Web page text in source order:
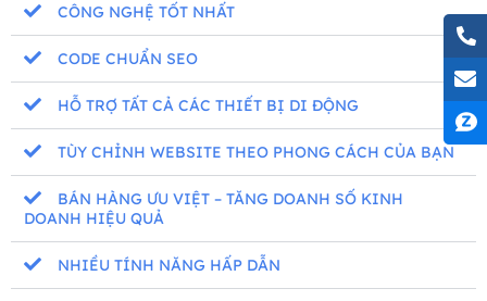
CÔNG NGHỆ TỐT NHẤT
CODE CHUẨN SEO
HỖ TRỢ TẤT CẢ CÁC THIẾT BỊ DI ĐỘNG
TÙY CHỈNH WEBSITE THEO PHONG CÁCH CỦA BẠN
BÁN HÀNG ƯU VIỆT – TĂNG DOANH SỐ KINH
DOANH HIỆU QUẢ
NHIỀU TÍNH NĂNG HẤP DẪN